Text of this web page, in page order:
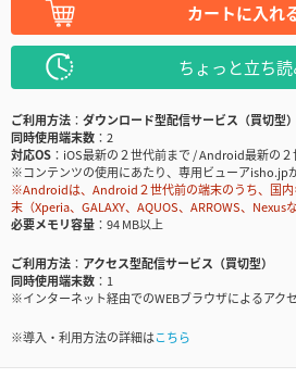
カートに入れ
ちょっと立ち読
ご利用方法
ダウンロード型配信サービス（買切型）
同時使用端末数
2
対応OS
iOS最新の２世代前まで / Android最新の２
※コンテンツの使用にあたり、専用ビューアisho.jp
※Androidは、Android２世代前の端末のうち、国内
末（Xperia、GALAXY、AQUOS、ARROWS、
必要メモリ容量
94 MB以上
ご利用方法
アクセス型配信サービス（買切型）
同時使用端末数
1
※インターネット経由でのWEBブラウザによるアク
※導入・利用方法の詳細はこちら